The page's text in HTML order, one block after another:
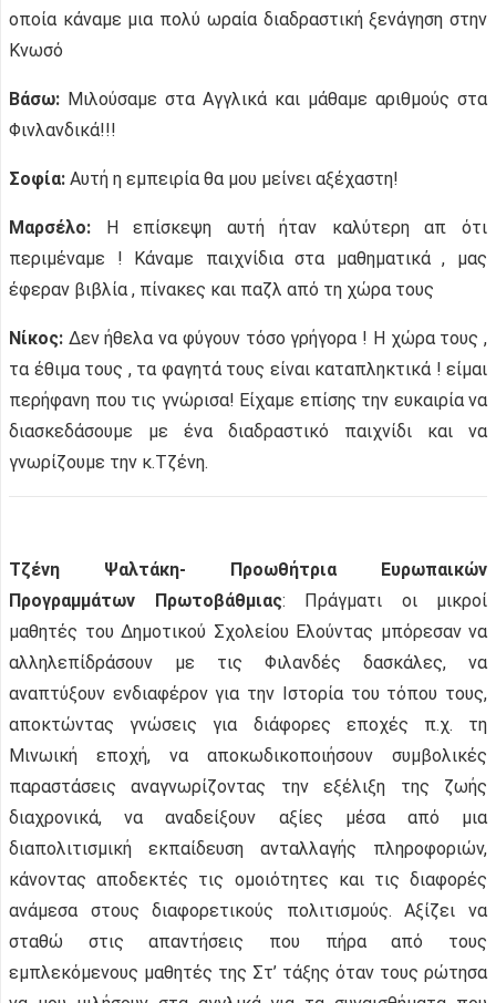
οποία κάναμε μια πολύ ωραία διαδραστική ξενάγηση στην
Κνωσό
Βάσω: Μιλούσαμε στα Αγγλικά και μάθαμε αριθμούς στα
Φινλανδικά!!!
Σοφία: Αυτή η εμπειρία θα μου μείνει αξέχαστη!
Μαρσέλο: Η επίσκεψη αυτή ήταν καλύτερη απ ότι
περιμέναμε ! Κάναμε παιχνίδια στα μαθηματικά , μας
έφεραν βιβλία , πίνακες και παζλ από τη χώρα τους
Νίκος: Δεν ήθελα να φύγουν τόσο γρήγορα ! Η χώρα τους ,
τα έθιμα τους , τα φαγητά τους είναι καταπληκτικά ! είμαι
περήφανη που τις γνώρισα! Είχαμε επίσης την ευκαιρία να
διασκεδάσουμε με ένα διαδραστικό παιχνίδι και να
γνωρίζουμε την κ.Τζένη.
Τζένη Ψαλτάκη- Προωθήτρια Ευρωπαικών
Προγραμμάτων Πρωτοβάθμιας: Πράγματι οι μικροί
μαθητές του Δημοτικού Σχολείου Ελούντας μπόρεσαν να
αλληλεπίδράσουν με τις Φιλανδές δασκάλες, να
αναπτύξουν ενδιαφέρον για την Ιστορία του τόπου τους,
αποκτώντας γνώσεις για διάφορες εποχές π.χ. τη
Μινωική εποχή, να αποκωδικοποιήσουν συμβολικές
παραστάσεις αναγνωρίζοντας την εξέλιξη της ζωής
διαχρονικά, να αναδείξουν αξίες μέσα από μια
διαπολιτισμική εκπαίδευση ανταλλαγής πληροφοριών,
κάνοντας αποδεκτές τις ομοιότητες και τις διαφορές
ανάμεσα στους διαφορετικούς πολιτισμούς. Αξίζει να
σταθώ στις απαντήσεις που πήρα από τους
εμπλεκόμενους μαθητές της Στ’ τάξης όταν τους ρώτησα